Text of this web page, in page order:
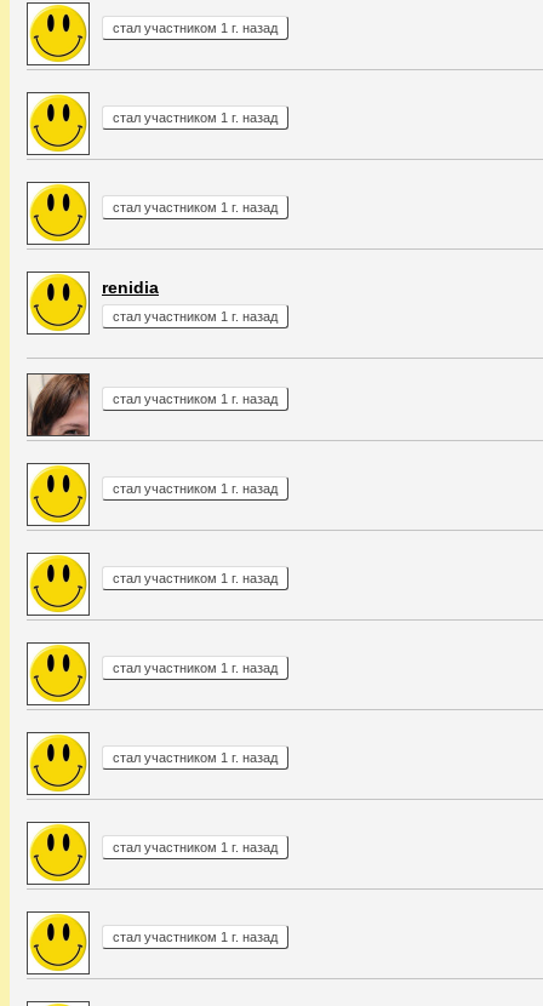
стал участником 1 г. назад
стал участником 1 г. назад
стал участником 1 г. назад
renidia
стал участником 1 г. назад
стал участником 1 г. назад
стал участником 1 г. назад
стал участником 1 г. назад
стал участником 1 г. назад
стал участником 1 г. назад
стал участником 1 г. назад
стал участником 1 г. назад